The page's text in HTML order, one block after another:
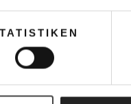
Eine Beauftragung in
Oberösterreich,
Arbeiten